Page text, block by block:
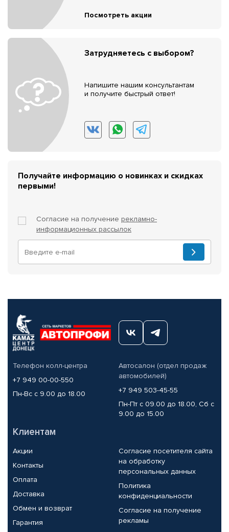
Посмотреть акции
Затрудняетесь с выбором?
Напишите нашим консультантам
и получите быстрый ответ!
Получайте информацию о новинках и скидках
первыми!
Согласие на получение рекламно-
информационных рассылок
Телефон колл-центра
+7 949 00-00-550
Пн-Вс с 9.00 до 18.00
Автосалон (отдел продаж
автомобилей)
+7 949 503-45-55
Пн-Пт с 09.00 до 18.00, Сб с
9.00 до 15.00
Клиентам
Акции
Контакты
Оплата
Доставка
Обмен и возврат
Гарантия
Согласие посетителя сайта
на обработку
персональных данных
Политика
конфиденциальности
Согласие на получение
рекламы